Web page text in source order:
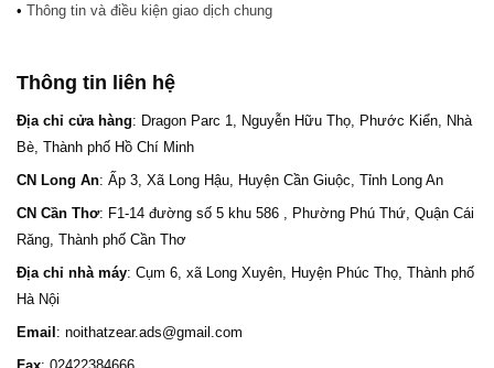
• Thông tin và điều kiện giao dịch chung
Thông tin liên hệ
Địa chỉ cửa hàng: Dragon Parc 1, Nguyễn Hữu Thọ, Phước Kiển, Nhà
Bè, Thành phố Hồ Chí Minh
CN Long An: Ấp 3, Xã Long Hậu, Huyện Cần Giuộc, Tỉnh Long An
CN Cần Thơ: F1-14 đường số 5 khu 586 , Phường Phú Thứ, Quận Cái
Răng, Thành phố Cần Thơ
Địa chỉ nhà máy: Cụm 6, xã Long Xuyên, Huyện Phúc Thọ, Thành phố
Hà Nội
Email : noithatzear.ads@gmail.com